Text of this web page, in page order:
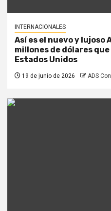
INTERNACIONALES
Así es el nuevo y lujoso
millones de dólares
Estados Unidos
19 de junio de 2026 ADS